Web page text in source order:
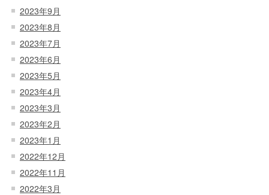
2023年9月
2023年8月
2023年7月
2023年6月
2023年5月
2023年4月
2023年3月
2023年2月
2023年1月
2022年12月
2022年11月
2022年3月